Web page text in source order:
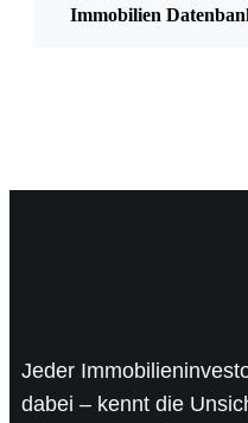
Immobilien
Jeder
dabei – kennt die